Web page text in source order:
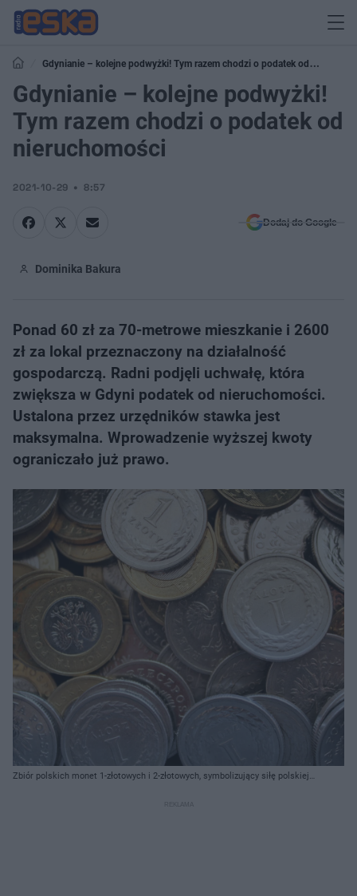
Gdynianie – kolejne podwyżki! Tym razem chodzi o podatek od
nieruchomości
Gdynianie – kolejne podwyżki!
Tym razem chodzi o podatek od
nieruchomości
2021-10-29 8:57
Dodaj do Google
Dominika Bakura
Ponad 60 zł za 70-metrowe mieszkanie i 2600
zł za lokal przeznaczony na działalność
gospodarczą. Radni podjęli uchwałę, która
zwiększa w Gdyni podatek od nieruchomości.
Ustalona przez urzędników stawka jest
maksymalna. Wprowadzenie wyższej kwoty
ograniczało już prawo.
Zbiór polskich monet 1-złotowych i 2-złotowych, symbolizujący siłę polskiej
nominałem, odzwierciedlają temat wzrostu złotego, o którym można